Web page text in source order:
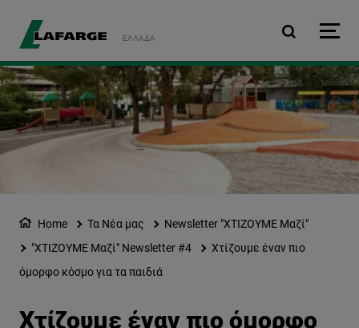
ΕΛΛΆΔΑ
Home Τα Νέα μας
Newsletter "ΧΤΙΖΟΥΜΕ Μαζί"
"ΧΤΙΖΟΥΜΕ Μαζί" Newsletter #4
Χτίζουμε έναν πιο
όμορφο κόσμο για τα παιδιά
Χτίζουμε έναν πιο όμορφο